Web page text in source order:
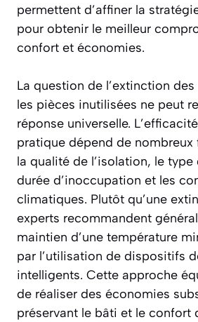
permettent d’affiner la
pour obtenir le meilleur
confort et économies.
La question de l’extinction
les pièces inutilisées ne peut
réponse universelle.
pratique dépend de
la qualité de l’isolation, le type
durée d’inoccupation et les
climatiques. Plutôt qu’une
experts recommandent
maintien d’une température
par l’utilisation de dispositifs
intelligents. Cette approche
de réaliser des économies
préservant le bâti et le confort